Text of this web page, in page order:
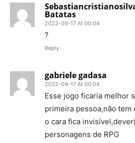
Batatas
2022-09-17 At 00:04
?
Reply
gabriele gadasa
2022-09-17 At 00:04
Esse jogo ficaria melhor
primeira pessoa,não tem
o cara fica
personagens de RPG